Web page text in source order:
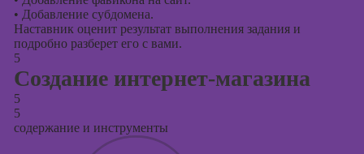
• Добавление субдомена.
Наставник оценит результат выполнения задания и
подробно разберет его с вами.
5
Создание интернет-магазина
5
5
содержание и инструменты